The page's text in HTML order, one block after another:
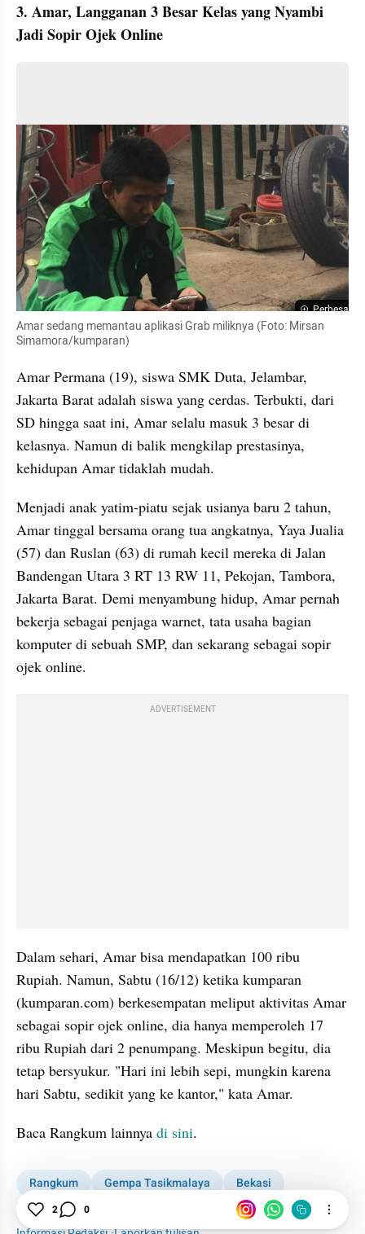
3. Amar, Langganan 3 Besar Kelas yang Nyambi
Jadi Sopir Ojek Online
Perbesar
Amar sedang memantau aplikasi Grab miliknya (Foto: Mirsan
Simamora/kumparan)
Amar Permana (19), siswa SMK Duta, Jelambar,
Jakarta Barat adalah siswa yang cerdas. Terbukti, dari
SD hingga saat ini, Amar selalu masuk 3 besar di
kelasnya. Namun di balik mengkilap prestasinya,
kehidupan Amar tidaklah mudah.
Menjadi anak yatim-piatu sejak usianya baru 2 tahun,
Amar tinggal bersama orang tua angkatnya, Yaya Jualia
(57) dan Ruslan (63) di rumah kecil mereka di Jalan
Bandengan Utara 3 RT 13 RW 11, Pekojan, Tambora,
Jakarta Barat. Demi menyambung hidup, Amar pernah
bekerja sebagai penjaga warnet, tata usaha bagian
komputer di sebuah SMP, dan sekarang sebagai sopir
ojek online.
ADVERTISEMENT
Dalam sehari, Amar bisa mendapatkan 100 ribu
Rupiah. Namun, Sabtu (16/12) ketika kumparan
(kumparan.com) berkesempatan meliput aktivitas Amar
sebagai sopir ojek online, dia hanya memperoleh 17
ribu Rupiah dari 2 penumpang. Meskipun begitu, dia
tetap bersyukur. "Hari ini lebih sepi, mungkin karena
hari Sabtu, sedikit yang ke kantor," kata Amar.
Baca Rangkum lainnya di sini.
Rangkum Gempa Tasikmalaya
Bekasi
Inspirasi
2 0